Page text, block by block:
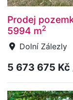
Prodej
5994 m2
Dolní Zálezly
5 673 675 Kč